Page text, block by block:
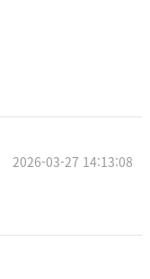
2026-03-27 14:13:08